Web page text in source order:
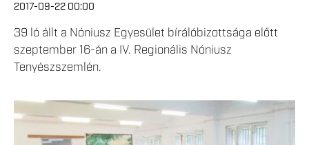
2017-09-22 00:00
39 ló állt a Nóniusz Egyesület bírálóbizottsága előtt
szeptember 16-án a IV. Regionális Nóniusz
Tenyészszemlén.